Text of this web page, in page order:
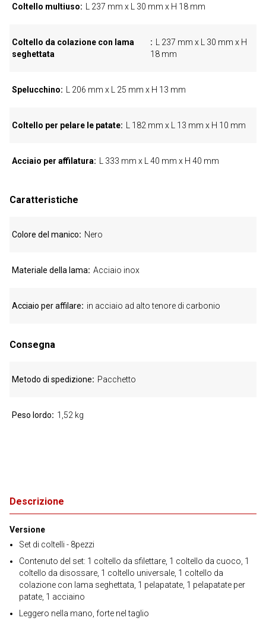
Descrizione
Versione
Set di coltelli - 8pezzi
Contenuto del set: 1 coltello da sfilettare, 1 coltello da cuoco, 1
coltello da disossare, 1 coltello universale, 1 coltello da
colazione con lama seghettata, 1 pelapatate, 1 pelapatate per
patate, 1 acciaino
Leggero nella mano, forte nel taglio
Coltello multiuso L 237 mm x L 30 mm x H 18 mm
Coltello da colazione con lama
seghettata
L 237 mm x L 30 mm x H
18 mm
Spelucchino L 206 mm x L 25 mm x H 13 mm
Coltello per pelare le patate L 182 mm x L 13 mm x H 10 mm
Acciaio per affilatura L 333 mm x L 40 mm x H 40 mm
Caratteristiche
Colore del manico Nero
Materiale della lama Acciaio inox
Acciaio per affilare in acciaio ad alto tenore di carbonio
Consegna
Metodo di spedizione Pacchetto
Peso lordo 1,52 kg